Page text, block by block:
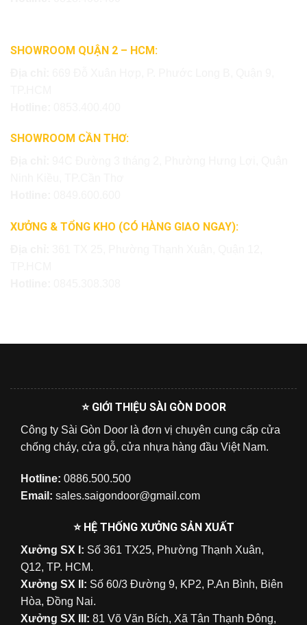
SHOWROOM QUẬN 2 – HCM:
SHOWROOM CẦN THƠ:
XƯỞNG & TỔNG KHO (CÓ HÀNG GIAO NGAY):
⭐ GIỚI THIỆU SÀI GÒN DOOR
Công ty Sài Gòn Door là đơn vị chuyên cung cấp cửa
chống cháy, cửa gỗ, cửa nhựa hàng đầu Việt Nam.
Hotline: 0886.500.500
Email: sales.saigondoor@gmail.com
⭐ HỆ THỐNG XƯỞNG SẢN XUẤT
Xưởng SX I: Số 361 TX25, Phường Thạnh Xuân,
Q12, TP. HCM.
Xưởng SX II: Số 60/3 Đường 9, KP2, P.An Bình, Biên
Hòa, Đồng Nai.
Xưởng SX III: 81 Võ Văn Bích, Xã Tân Thạnh Đông,